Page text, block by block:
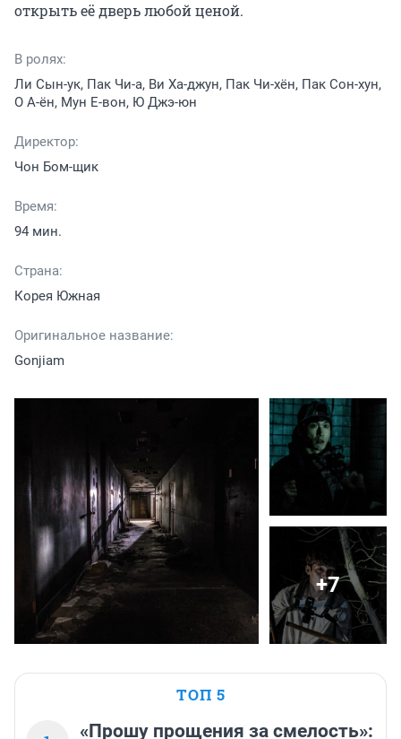
открыть её дверь любой ценой.
В ролях:
Ли Сын-ук, Пак Чи-а, Ви Ха-джун, Пак Чи-хён, Пак Сон-хун,
О А-ён, Мун Е-вон, Ю Джэ-юн
Директор:
Чон Бом-щик
Время:
94 мин.
Страна:
Корея Южная
Оригинальное название:
Gonjiam
+7
ТОП 5
«Прошу прощения за смелость»: